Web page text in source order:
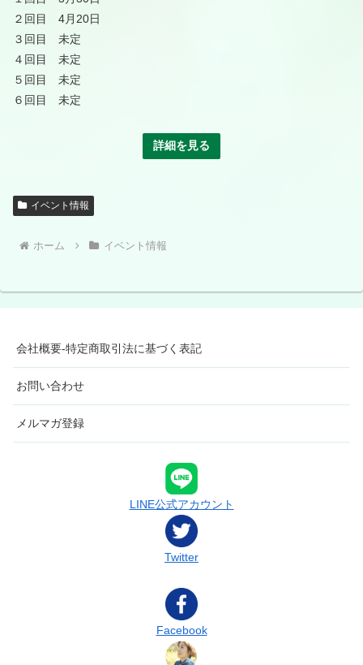
２回目 4月20日
３回目 未定
４回目 未定
５回目 未定
６回目 未定
詳細を見る
イベント情報
ホーム イベント情報
会社概要-特定商取引法に基づく表記
お問い合わせ
メルマガ登録
LINE公式アカウント
Twitter
Facebook